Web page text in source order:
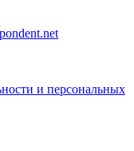
и персональных